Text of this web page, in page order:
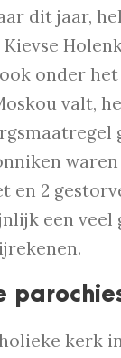
dit jaar,
onder het
valt,
waren
en 2
een veel
kerk